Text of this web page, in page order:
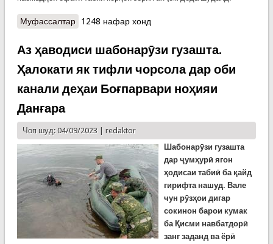
Муфассалтаро Идома корҳои бартарафсозии оқибатҳои
ва ноҳияи Рӯдакӣ
1248 нафар хонд
Аз ҳаводиси шабонарӯзи гузашта.
Ҳалокати як тифли чорсола дар оби
канали деҳаи Боғпарвари ноҳияи
Данғара
Чоп шуд: 04/09/2023 | redaktor
Шабонарӯзи гузашта
дар ҷумҳурӣ ягон
ҳодисаи табиӣ ба қайд
гирифта нашуд. Вале
чун рӯзҳои дигар
сокинон барои кумак
ба Қисми навбатдорӣ
занг заданд ва ёрӣ